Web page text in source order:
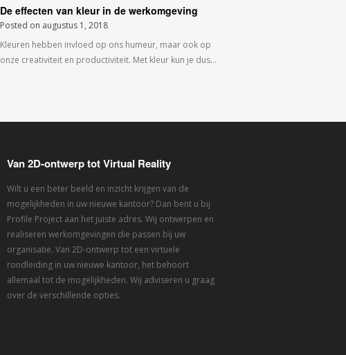
De effecten van kleur in de werkomgeving
Posted on augustus 1, 2018
Kleuren hebben invloed op ons humeur, maar ook op
onze creativiteit en productiviteit. Met kleur kun je dus…
Van 2D-ontwerp tot Virtual Reality
Wilt u een beter beeld en inzicht krijgen van de
mogelijkheden in uw nieuwe kantoor? Dan bent u bij
Profile Project aan het juiste adres. Wij ontwerpen en
realiseren werkomgevingen die passen bij uw
organisatie. Van 2D-ontwerp tot een virtuele
rondleiding in uw nieuwe kantoor, het behoort
allemaal tot de mogelijkheden. Wij adviseren u graag
over de verschillende opties.